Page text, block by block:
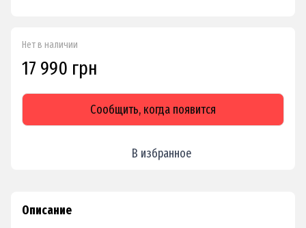
Нет в наличии
17 990 грн
Сообщить, когда появится
В избранное
Описание